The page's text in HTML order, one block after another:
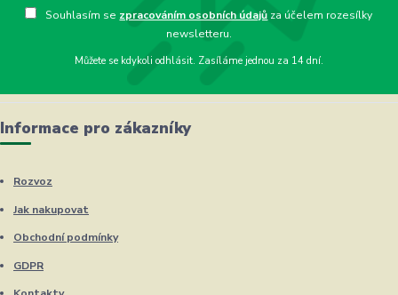
Souhlasím se zpracováním osobních údajů za účelem rozesílky
newsletteru.
Můžete se kdykoli odhlásit. Zasíláme jednou za 14 dní.
Informace pro zákazníky
Rozvoz
Jak nakupovat
Obchodní podmínky
GDPR